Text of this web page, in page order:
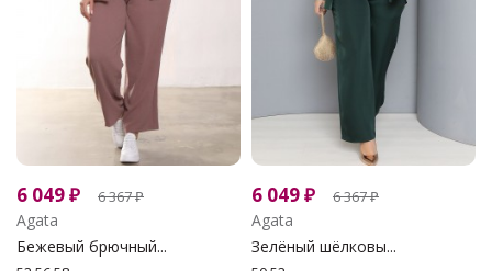
6 049₽ 6 367₽
Agata
Бежевый брючный...
6 049₽ 6 367₽
Agata
Зелёный шёлковы...